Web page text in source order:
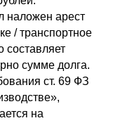
наложен арест
/ транспортное
составляет
сумме долга.
ст. 69 ФЗ
на